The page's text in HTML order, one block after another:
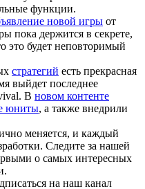
функции.
новой игры от
пока держится в секрете,
это будет неповторимый
стратегий есть прекрасная
выйдет последнее
В новом контенте
юниты, а также внедрили
меняется, и каждый
Следите за нашей
о самых интересных
на наш канал